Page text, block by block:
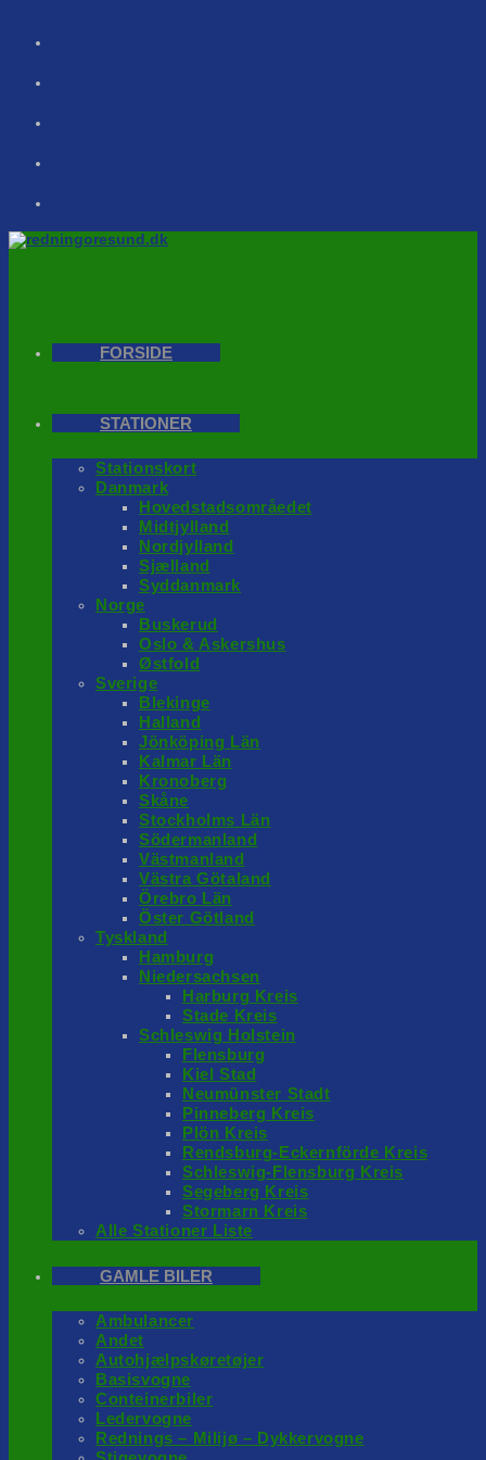
FORSIDE
STATIONER
Stationskort
Danmark
Hovedstadsområedet
Midtjylland
Nordjylland
Sjælland
Syddanmark
Norge
Buskerud
Oslo & Askershus
Østfold
Sverige
Blekinge
Halland
Jönköping Län
Kalmar Län
Kronoberg
Skåne
Stockholms Län
Södermanland
Västmanland
Västra Götaland
Örebro Län
Öster Götland
Tyskland
Hamburg
Niedersachsen
Harburg Kreis
Stade Kreis
Schleswig Holstein
Flensburg
Kiel Stad
Neumünster Stadt
Pinneberg Kreis
Plön Kreis
Rendsburg-Eckernförde Kreis
Schleswig-Flensburg Kreis
Segeberg Kreis
Stormarn Kreis
Alle Stationer Liste
GAMLE BILER
Ambulancer
Andet
Autohjælpskøretøjer
Basisvogne
Conteinerbiler
Ledervogne
Rednings – Milijø – Dykkervogne